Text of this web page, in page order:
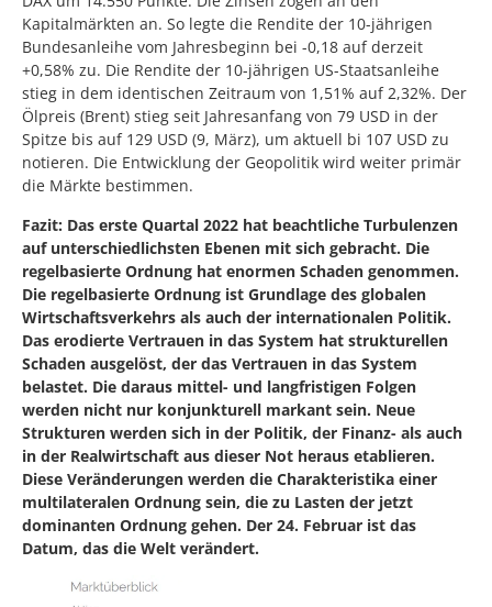
Kapitalmärkten an. So legte die Rendite der 10-jährigen
Bundesanleihe vom Jahresbeginn bei -0,18 auf derzeit
+0,58% zu. Die Rendite der 10-jährigen US-Staatsanleihe
stieg in dem identischen Zeitraum von 1,51% auf 2,32%. Der
Ölpreis (Brent) stieg seit Jahresanfang von 79 USD in der
Spitze bis auf 129 USD (9, März), um aktuell bi 107 USD zu
notieren. Die Entwicklung der Geopolitik wird weiter primär
die Märkte bestimmen.
Fazit: Das erste Quartal 2022 hat beachtliche Turbulenzen
auf unterschiedlichsten Ebenen mit sich gebracht. Die
regelbasierte Ordnung hat enormen Schaden genommen.
Die regelbasierte Ordnung ist Grundlage des globalen
Wirtschaftsverkehrs als auch der internationalen Politik.
Das erodierte Vertrauen in das System hat strukturellen
Schaden ausgelöst, der das Vertrauen in das System
belastet. Die daraus mittel- und langfristigen Folgen
werden nicht nur konjunkturell markant sein. Neue
Strukturen werden sich in der Politik, der Finanz- als auch
in der Realwirtschaft aus dieser Not heraus etablieren.
Diese Veränderungen werden die Charakteristika einer
multilateralen Ordnung sein, die zu Lasten der jetzt
dominanten Ordnung gehen. Der 24. Februar ist das
Datum, das die Welt verändert.